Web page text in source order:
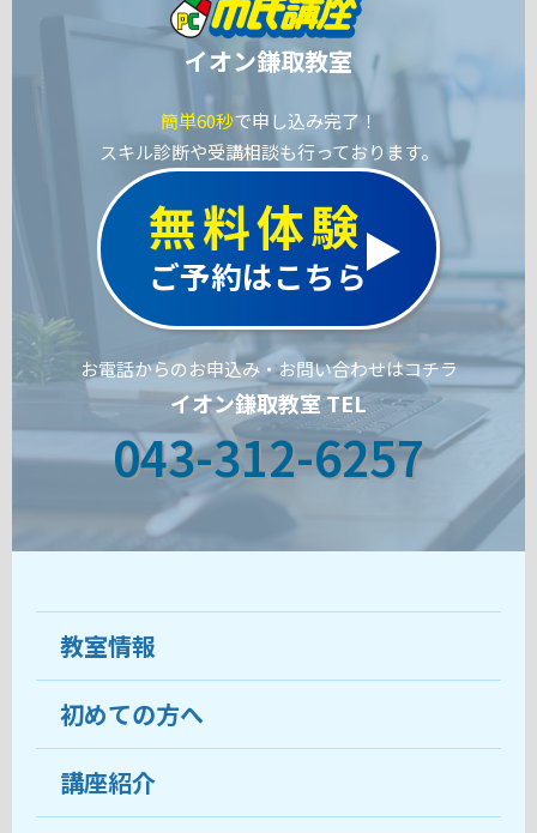
イオン鎌取教室
簡単60秒で申し込み完了！
スキル診断や受講相談も行っております。
無料体験
ご予約はこちら
お電話からのお申込み・お問い合わせはコチラ
イオン鎌取教室 TEL
043-312-6257
教室情報
教室について
受講生の声
初めての方へ
ココがおすすめ
講座紹介